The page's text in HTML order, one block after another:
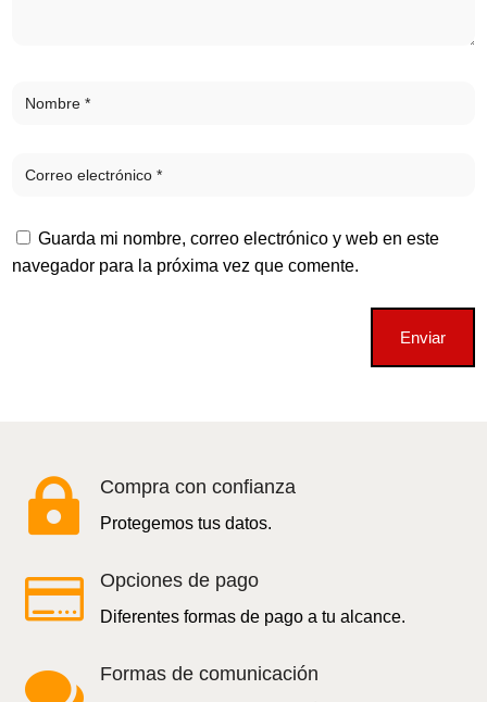
Guarda mi nombre, correo electrónico y web en este
navegador para la próxima vez que comente.
Enviar
 Compra con confianza
Protegemos tus datos.
 Opciones de pago
Diferentes formas de pago a tu alcance.
Formas de comunicación